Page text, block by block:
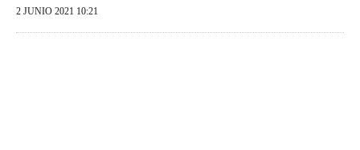
2 JUNIO 2021 10:21